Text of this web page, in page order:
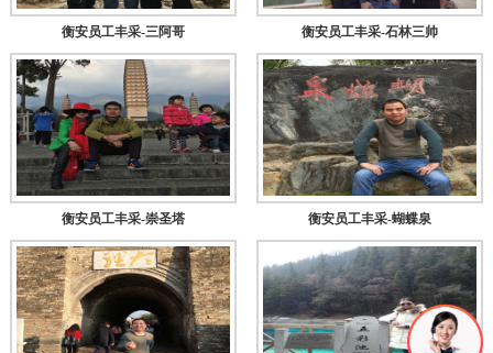
衡安员工丰采-三阿哥 衡安员工丰采-石林三帅
衡安员工丰采-崇圣塔 衡安员工丰采-蝴蝶泉